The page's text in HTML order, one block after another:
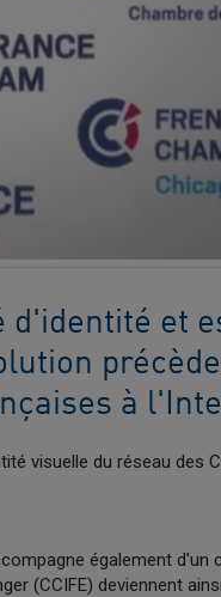
d'identité et
à
visuelle du réseau des
également d'un
(CCIFE) deviennent